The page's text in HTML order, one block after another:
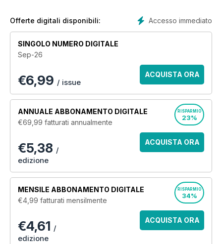
behind-the-scenes coverage of the industry’s most exclusive
Join the hundreds of thousands of global movie fans
with a monthly Empire digital magazine subscription
today - the ultimate movie magazine. Subscribe today!
Accesso immediato
Offerte digitali disponibili:
SINGOLO NUMERO DIGITALE
Sep-26
€6,99 / issue
ACQUISTA ORA
ANNUALE ABBONAMENTO DIGITALE
€69,99 fatturati annualmente
RISPARMIO
23%
€5,38 /
edizione
ACQUISTA ORA
MENSILE ABBONAMENTO DIGITALE
€4,99 fatturati mensilmente
RISPARMIO
34%
€4,61 /
edizione
ACQUISTA ORA